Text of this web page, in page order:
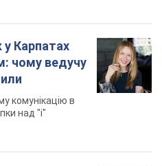
у Карпатах
чому ведучу
комунікацію в
над "і"